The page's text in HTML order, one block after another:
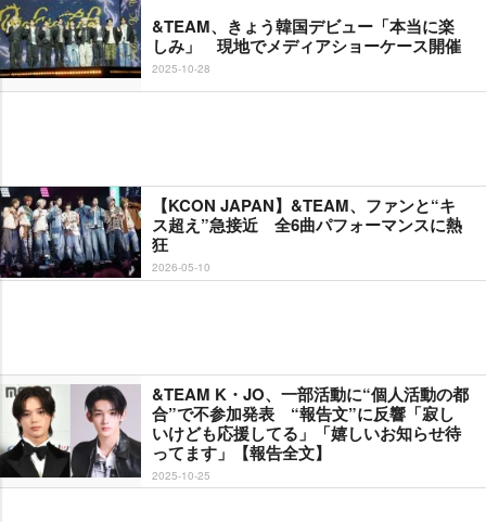
&TEAM、きょう韓国デビュー「本当に楽
しみ」 現地でメディアショーケース開催
2025-10-28
【KCON JAPAN】&TEAM、ファンと“キ
ス超え”急接近 全6曲パフォーマンスに熱
狂
2026-05-10
&TEAM K・JO、一部活動に“個人活動の都
合”で不参加発表 “報告文”に反響「寂し
いけども応援してる」「嬉しいお知らせ待
ってます」【報告全文】
2025-10-25